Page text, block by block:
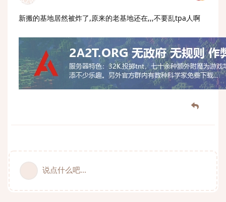
新搬的基地居然被炸了,原来的老基地还在,,,不要乱tpa人啊
说点什么吧...